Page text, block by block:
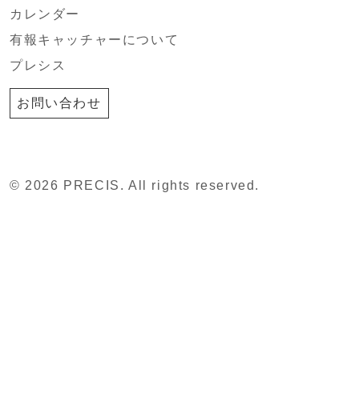
カレンダー
有報キャッチャーについて
プレシス
お問い合わせ
© 2026 PRECIS. All rights reserved.